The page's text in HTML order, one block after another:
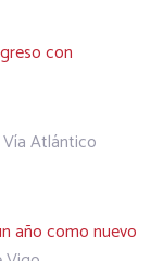
con
Vía Atlántico
año como nuevo